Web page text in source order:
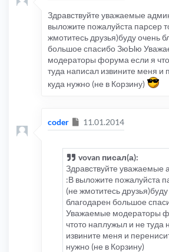
Здравствуйте уважаемые
выложите пожалуйста парсер
жмотитесь друзья)буду очень
большое спасибо ЗюЫю
модераторы форума если я
туда написал извините меня и
куда нужно (не в Корзину)
coder Сообщение
11.01.2014
vovan писал(а):
Здравствуйте уважаемые
:В выложите пожалуйста
(не жмотитесь
благодарен большое
Уважаемые модераторы
чтото наплужыл и не туда
извините меня и
нужно (не в Корзину)